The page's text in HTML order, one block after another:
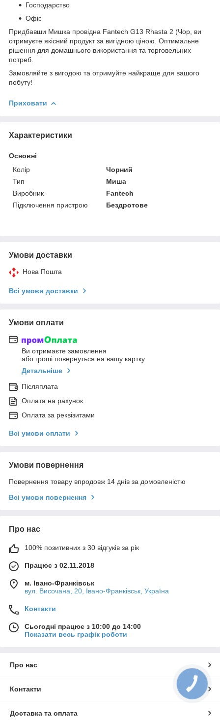
Господарство
Офіс
Придбавши Мишка провідна Fantech G13 Rhasta 2 (Чор, ви
отримуєте якісний продукт за вигідною ціною. Оптимальне
рішення для домашнього використання та торговельних
потреб.
Замовляйте з вигодою та отримуйте найкраще для вашого
побуту!
Приховати
Характеристики
Основні
Колір
Чорний
Тип
Миша
Виробник
Fantech
Підключення пристрою
Бездротове
Умови доставки
Нова Пошта
Всі умови доставки
Умови оплати
Ви отримаєте замовлення
або гроші повернуться на вашу картку
Детальніше
Післяплата
Оплата на рахунок
Оплата за реквізитами
Всі умови оплати
Умови повернення
Повернення товару впродовж 14 днів за домовленістю
Всі умови повернення
Про нас
100% позитивних з 30 відгуків за рік
Працює з 02.11.2018
м. Івано-Франківськ
вул. Височана, 20, Івано-Франківськ, Україна
Контакти
Сьогодні працює з 10:00 до 14:00
Показати весь графік роботи
Про нас
Контакти
Доставка та оплата
КНОПКА
ЗВ'ЯЗКУ